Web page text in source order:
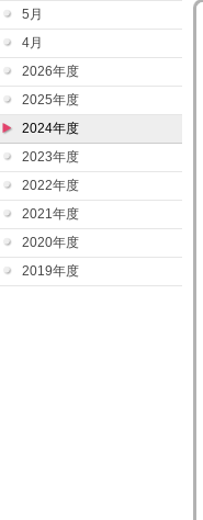
5月
4月
2026年度
2025年度
2024年度
2023年度
2022年度
2021年度
2020年度
2019年度